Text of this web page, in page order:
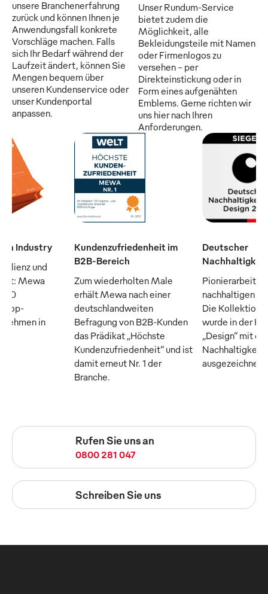
unsere Branchenerfahrung
zurück und können Ihnen je
Anwendungsfall konkrete
Vorschläge machen. Falls
sich Ihr Bedarf während der
Laufzeit ändert, können Sie
Mengen bequem über
unseren Kundenservice oder
unser Kundenportal
anpassen.
Unser Rundum-Service
bietet zudem die
Möglichkeit, alle
Bekleidungsteile mit Namen
oder Firmenlogos zu
versehen - per
Direkteinstickung oder in
Form eines aufgenähten
Emblems. Gerne richten wir
uns hier nach Ihren
Anforderungen.
Industry
und
Mewa
50
Top-
in
Kundenzufriedenheit im
B2B-Bereich
Zum wiederholten Male
erhält Mewa nach einer
deutschlandweiten
Befragung von B2B-Kunden
das Prädikat „Höchste
Kundenzufriedenheit“ und ist
damit erneut Nr. 1 der
Branche.
Deutscher
Pionierarbeit
nachhaltigen
Die Kollektion
wurde in der
„Design“ mit
ausgezeichnet
Rufen Sie uns an
0800 281 047
Schreiben Sie uns